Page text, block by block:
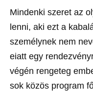
Mindenki szeret az
lenni, aki ezt a
személynek nem
eiatt egy
végén rengeteg
sok közös program